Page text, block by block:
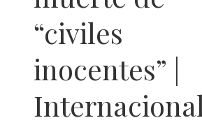
“civiles
inocentes” |
Internacional